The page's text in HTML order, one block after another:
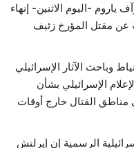
ياروم -اليوم الاثنين- إنهاء
عن مقتل المؤرخ زئيف
وباحث الآثار الإسرائيلي
الإسرائيلي بشأن
مناطق القتال خارج أوقات
الرسمية إن إيرلتش